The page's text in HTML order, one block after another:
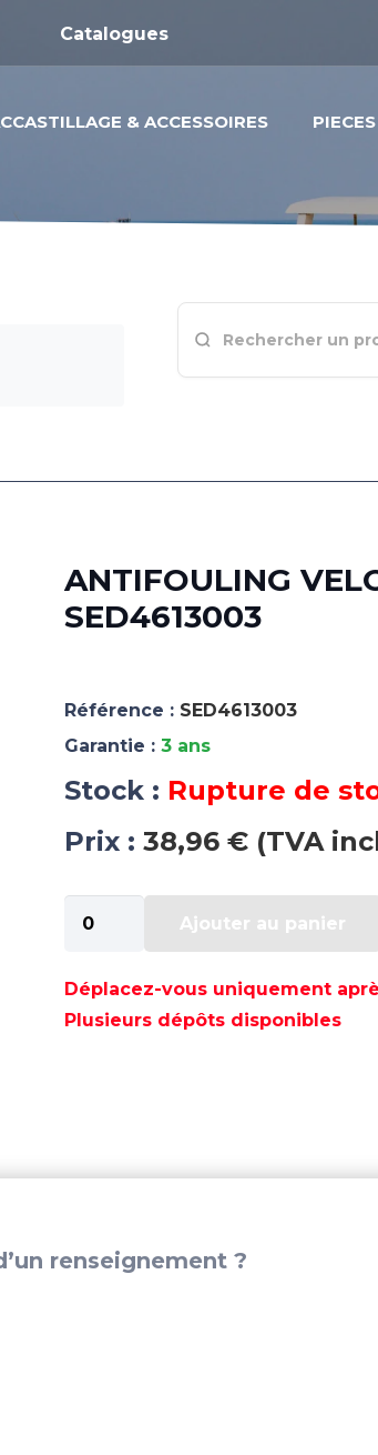
Catalogues
& ACCESSOIRES
ANTIFOULING
SED4613003
Référence : SED4613003
Garantie : 3 ans
Stock : Rupture de
Prix : 38,96 € (TVA
de
VELOX
PLUS
Ajouter au panier
Déplacez-vous uniquement
Plusieurs dépôts disponibles
renseignement ?